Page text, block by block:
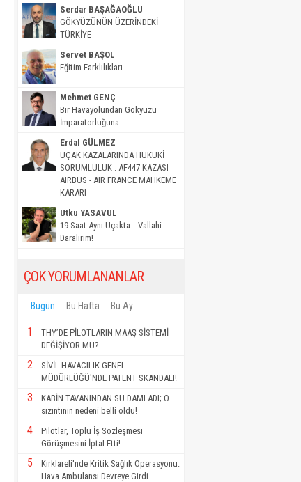
Serdar BAŞAĞAOĞLU
GÖKYÜZÜNÜN ÜZERİNDEKİ
TÜRKİYE
Servet BAŞOL
Eğitim Farklılıkları
Mehmet GENÇ
Bir Havayolundan Gökyüzü
İmparatorluğuna
Erdal GÜLMEZ
UÇAK KAZALARINDA HUKUKİ
SORUMLULUK : AF447 KAZASI
AIRBUS - AIR FRANCE MAHKEME
KARARI
Utku YASAVUL
19 Saat Aynı Uçakta… Vallahi
Daralırım!
ÇOK YORUMLANANLAR
Bugün Bu Hafta Bu Ay
1
THY’DE PİLOTLARIN MAAŞ SİSTEMİ
DEĞİŞİYOR MU?
2
SİVİL HAVACILIK GENEL
MÜDÜRLÜĞÜ'NDE PATENT SKANDALI!
3
KABİN TAVANINDAN SU DAMLADI; O
sızıntının nedeni belli oldu!
4
Pilotlar, Toplu İş Sözleşmesi
Görüşmesini İptal Etti!
5
Kırklareli'nde Kritik Sağlık Operasyonu:
Hava Ambulansı Devreye Girdi